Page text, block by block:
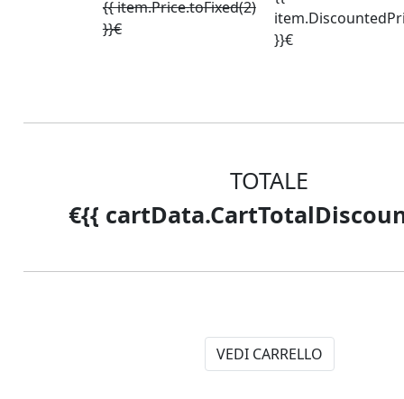
{{ item.Price.toFixed(2)
}}€
}}€
TOTALE
€{{
VEDI CARRELLO
COVER X-SHARK